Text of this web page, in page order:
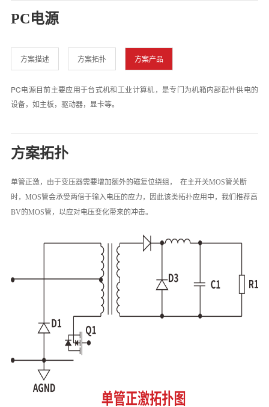
PC电源
方案描述 方案拓扑 方案产品
PC电源目前主要应用于台式机和工业计算机，是专门为机箱内部配件供电的
设备，如主板，驱动器，显卡等。
方案拓扑
单管正激，由于变压器需要增加额外的磁复位绕组， 在主开关MOS管关断
时，MOS管会承受两倍于输入电压的应力，因此该类拓扑应用中，我们推荐高
BV的MOS管，以应对电压变化带来的冲击。